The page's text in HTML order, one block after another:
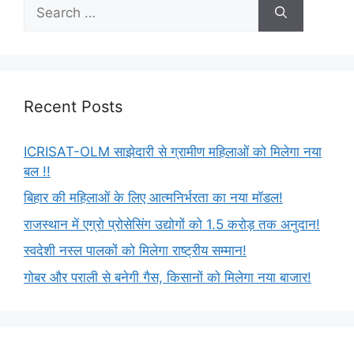
Recent Posts
ICRISAT-OLM साझेदारी से ग्रामीण महिलाओं को मिलेगा नया
बल !!
बिहार की महिलाओं के लिए आत्मनिर्भरता का नया मॉडल!
राजस्थान में एग्रो प्रोसेसिंग उद्योगों को 1.5 करोड़ तक अनुदान!
स्वदेशी नस्ल पालकों को मिलेगा राष्ट्रीय सम्मान!
गोबर और पराली से बनेगी गैस, किसानों को मिलेगा नया बाजार!